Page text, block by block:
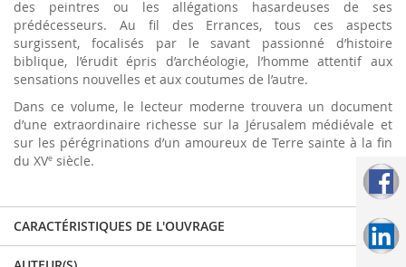
des peintres ou les allégations hasardeuses de ses
prédécesseurs. Au fil des Errances, tous ces aspects
surgissent, focalisés par le savant passionné d’histoire
biblique, l’érudit épris d’archéologie, l’homme attentif aux
sensations nouvelles et aux coutumes de l’autre.
Dans ce volume, le lecteur moderne trouvera un document
d’une extraordinaire richesse sur la Jérusalem médiévale et
sur les pérégrinations d’un amoureux de Terre sainte à la fin
du XVe siècle.
CARACTÉRISTIQUES DE L'OUVRAGE